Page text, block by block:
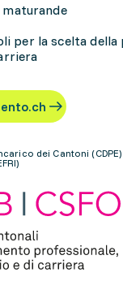
per la scelta
dei Cantoni